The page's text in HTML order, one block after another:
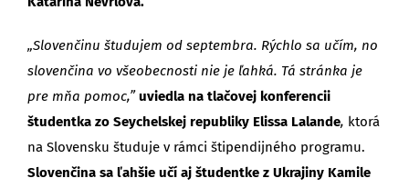
„Slovenčinu študujem od septembra. Rýchlo sa učím, no
slovenčina vo všeobecnosti nie je ľahká. Tá stránka je
pre mňa pomoc,” uviedla na tlačovej konferencii
študentka zo Seychelskej republiky Elissa Lalande, ktorá
na Slovensku študuje v rámci štipendijného programu.
Slovenčina sa ľahšie učí aj študentke z Ukrajiny Kamile